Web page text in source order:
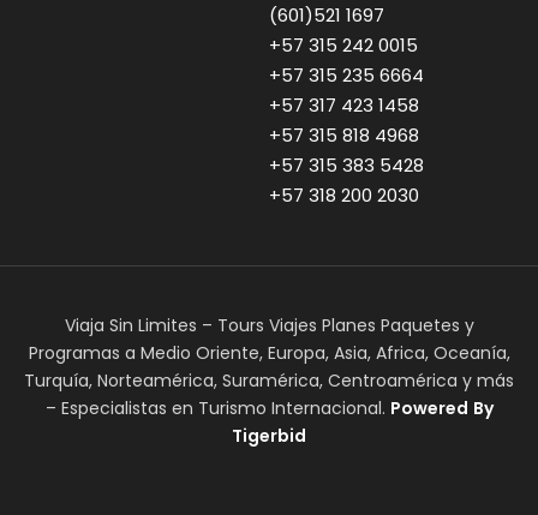
(601)521 1697
+57 315 242 0015
+57 315 235 6664
+57 317 423 1458
+57 315 818 4968
+57 315 383 5428
+57 318 200 2030
Viaja Sin Limites – Tours Viajes Planes Paquetes y
Programas a Medio Oriente, Europa, Asia, Africa, Oceanía,
Turquía, Norteamérica, Suramérica, Centroamérica y más
– Especialistas en Turismo Internacional. Powered By
Tigerbid